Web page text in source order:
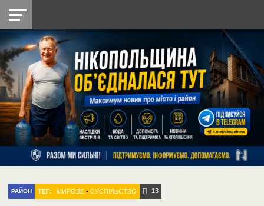
НІКОПОЛЬ
РАЙОН
СІЧЕСЛАВСЬКА
УКРАЇНА
РЕТРО
НІКОПОЛЬ
ЛАЙТ
УКРАЇНА
ДОПОМОГА
РАДІО
РАЙОН ТЕГ: МИРОВЕ •СУСПІЛЬСТВО 13